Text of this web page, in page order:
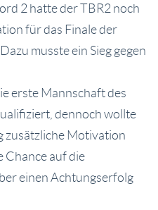
2 hatte der TBR2 noch
für das Finale der
musste ein Sieg gegen
erste Mannschaft des
dennoch wollte
zusätzliche Motivation
Chance auf die
einen Achtungserfolg